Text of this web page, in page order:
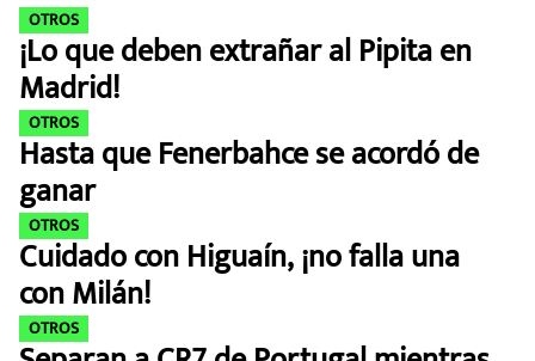
FUTBOL ESTUFA
FÓRMULA 1
BOXEO
LIGA MX
NFL
OTROS
¡Lo que deben extrañar al Pipita en
Madrid!
OTROS
Hasta que Fenerbahce se acordó de
ganar
OTROS
Cuidado con Higuaín, ¡no falla una
con Milán!
OTROS